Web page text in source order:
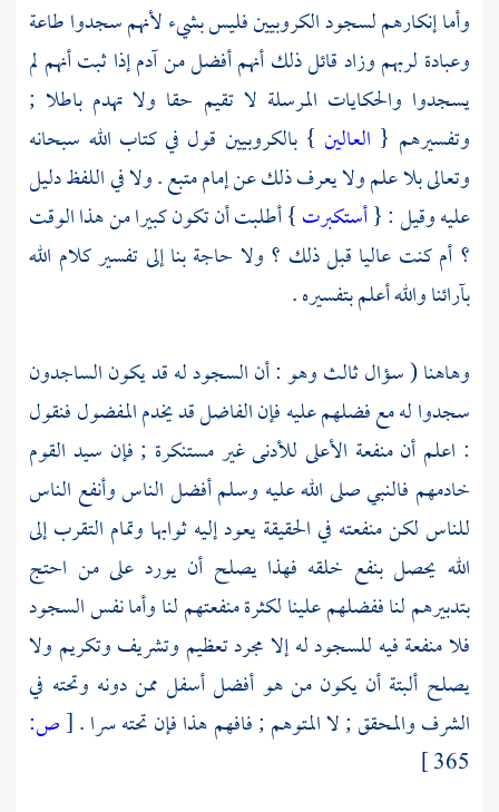
وأما إنكارهم لسجود الكروبيين فليس بشيء لأنهم سجدوا طاعة
وعبادة لربهم وزاد قائل ذلك أنهم أفضل منآدمإذا ثبت أنهم لم
يسجدوا والحكايات المرسلة لا تقيم حقا ولا تهدم باطلا ;
وتفسيرهم { العالين } بالكروبيين قول في كتاب الله سبحانه
وتعالى بلا علم ولا يعرف ذلك عن إمام متبع . ولا في اللفظ دليل
عليه وقيل : {أستكبرت} أطلبت أن تكون كبيرا من هذا الوقت
؟ أم كنت عاليا قبل ذلك ؟ ولا حاجة بنا إلى تفسير كلام الله
بآرائنا والله أعلم بتفسيره .
وهاهنا ( سؤال ثالث وهو : أن السجود له قد يكون الساجدون
سجدوا له مع فضلهم عليه فإن الفاضل قد يخدم المفضول فنقول
: اعلم أن منفعة الأعلى للأدنى غير مستنكرة ; فإن سيد القوم
خادمهم فالنبي صلى الله عليه وسلم أفضل الناس وأنفع الناس
للناس لكن منفعته في الحقيقة يعود إليه ثوابها وتمام التقرب إلى
الله يحصل بنفع خلقه فهذا يصلح أن يورد على من احتج
بتدبيرهم لنا ففضلهم علينا لكثرة منفعتهم لنا وأما نفس السجود
فلا منفعة فيه للسجود له إلا مجرد تعظيم وتشريف وتكريم ولا
يصلح ألبتة أن يكون من هو أفضل أسفل ممن دونه وتحته في
الشرف والمحقق ; لا المتوهم ; فافهم هذا فإن تحته سرا .[ص:
365 ]